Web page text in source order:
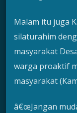
Malam itu juga
silaturahim
masyarakat
warga proaktif
masyarakat
â€œJangan